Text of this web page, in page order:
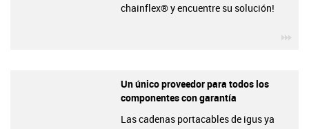
chainflex® y encuentre su solución!
Un único proveedor para todos los
componentes con garantía
Las cadenas portacables de igus ya